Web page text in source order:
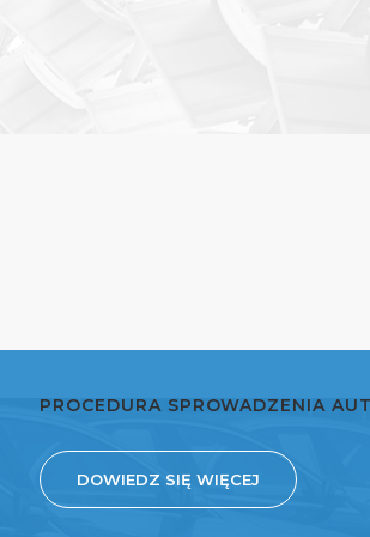
PROCEDURA SPROWADZENIA
DOWIEDZ SIĘ WIĘCEJ